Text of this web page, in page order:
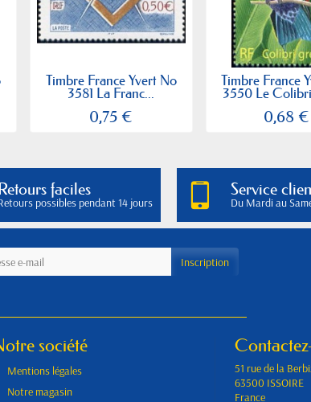
Timbre France Yvert No
3581 La Franc...
0,75 €
Timbre France
3550 Le
0,68 €
faciles
possibles pendant 14 jours
Service
Du Mardi au
société
Mentions légales
Notre magasin
51 rue de la
63500 ISSOIRE
France